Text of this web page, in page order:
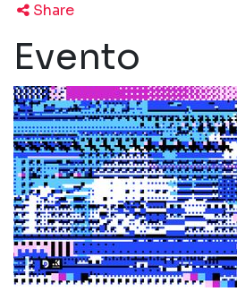
Share
Evento